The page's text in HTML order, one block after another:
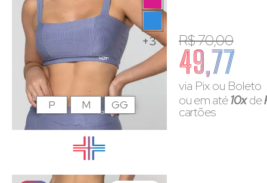
+3 R$ 70,00
49,77
via Pix ou Boleto
ou em até10xde
cartões
P M GG